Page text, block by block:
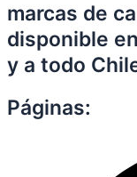
marcas de
disponible
y a todo
Páginas: